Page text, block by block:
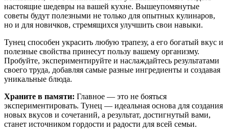
настоящие шедевры на вашей кухне. Вышеупомянутые
советы будут полезными не только для опытных кулинаров,
но и для новичков, стремящихся улучшить свои навыки.
Тунец способен украсить любую трапезу, а его богатый вкус и
полезные свойства принесут пользу вашему организму.
Пробуйте, экспериментируйте и наслаждайтесь результатами
своего труда, добавляя самые разные ингредиенты и создавая
уникальные блюда.
Храните в памяти: Главное — это не бояться
экспериментировать. Тунец — идеальная основа для создания
новых вкусов и сочетаний, а результат, достигнутый вами,
станет источником гордости и радости для всей семьи.